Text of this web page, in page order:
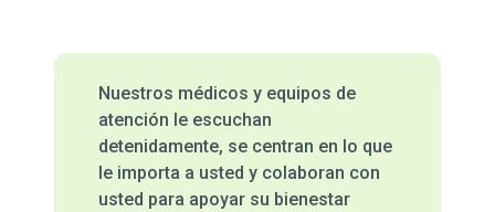
Nuestros médicos y equipos de
atención le escuchan
detenidamente, se centran en lo que
le importa a usted y colaboran con
usted para apoyar su bienestar